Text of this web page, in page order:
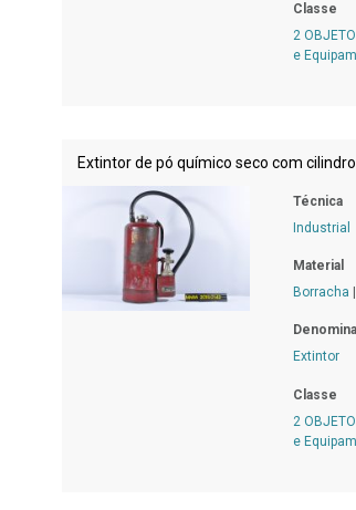
Classe
2
e
Extintor de pó químico seco com
Técnica
Industrial
Material
Borracha
Extintor
Classe
2
e